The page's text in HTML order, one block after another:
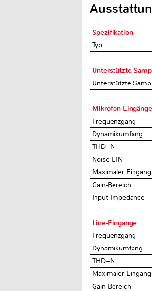
Spezifikation
Typ
Unterstützte
Unterstützte
Mikrofon-Eingänge
Frequenzgang
Dynamikumfang
THD+N
Noise EIN
Maximaler
Gain-Bereich
Input Impedance
Line-Eingänge
Frequenzgang
Dynamikumfang
THD+N
Maximaler
Gain-Bereich